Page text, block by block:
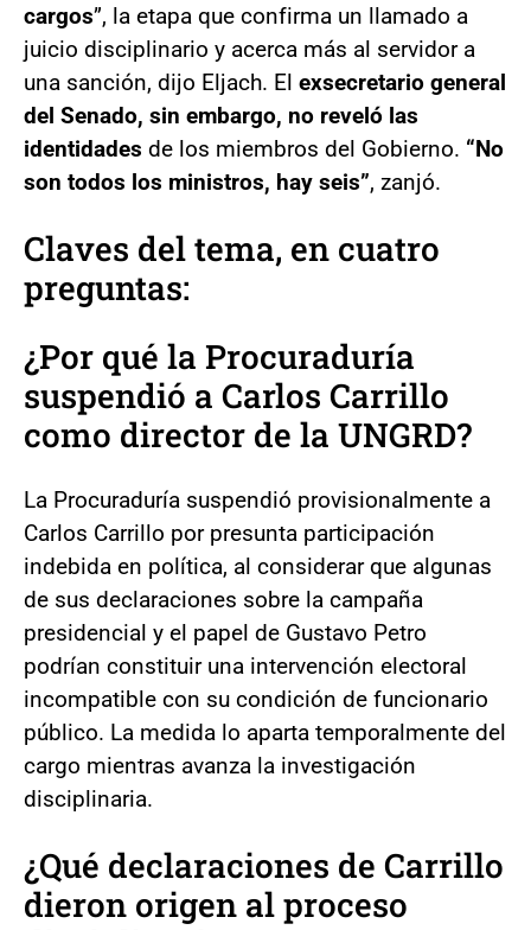
cargos”, la etapa que confirma un llamado a
juicio disciplinario y acerca más al servidor a
una sanción, dijo Eljach. El exsecretario general
del Senado, sin embargo, no reveló las
identidades de los miembros del Gobierno. “No
son todos los ministros, hay seis”, zanjó.
Claves del tema, en cuatro
preguntas:
¿Por qué la Procuraduría
suspendió a Carlos Carrillo
como director de la UNGRD?
La Procuraduría suspendió provisionalmente a
Carlos Carrillo por presunta participación
indebida en política, al considerar que algunas
de sus declaraciones sobre la campaña
presidencial y el papel de Gustavo Petro
podrían constituir una intervención electoral
incompatible con su condición de funcionario
público. La medida lo aparta temporalmente del
cargo mientras avanza la investigación
disciplinaria.
¿Qué declaraciones de Carrillo
dieron origen al proceso